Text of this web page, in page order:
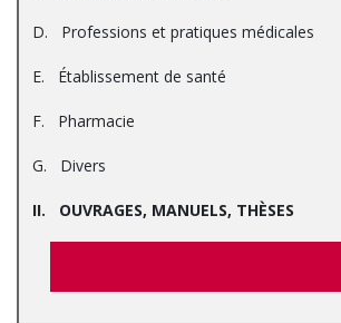
D. Professions et pratiques médicales
E. Établissement de santé
F. Pharmacie
G. Divers
II. OUVRAGES, MANUELS, THÈSES